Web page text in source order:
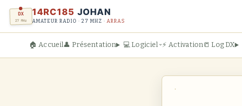
DX
27 MHz
14RC185 JOHAN
AMATEUR RADIO · 27 MHZ · ARRAS
🏠 Accueil👤 Présentation 💻 Logiciel ⚡ Activation📒 Log DX